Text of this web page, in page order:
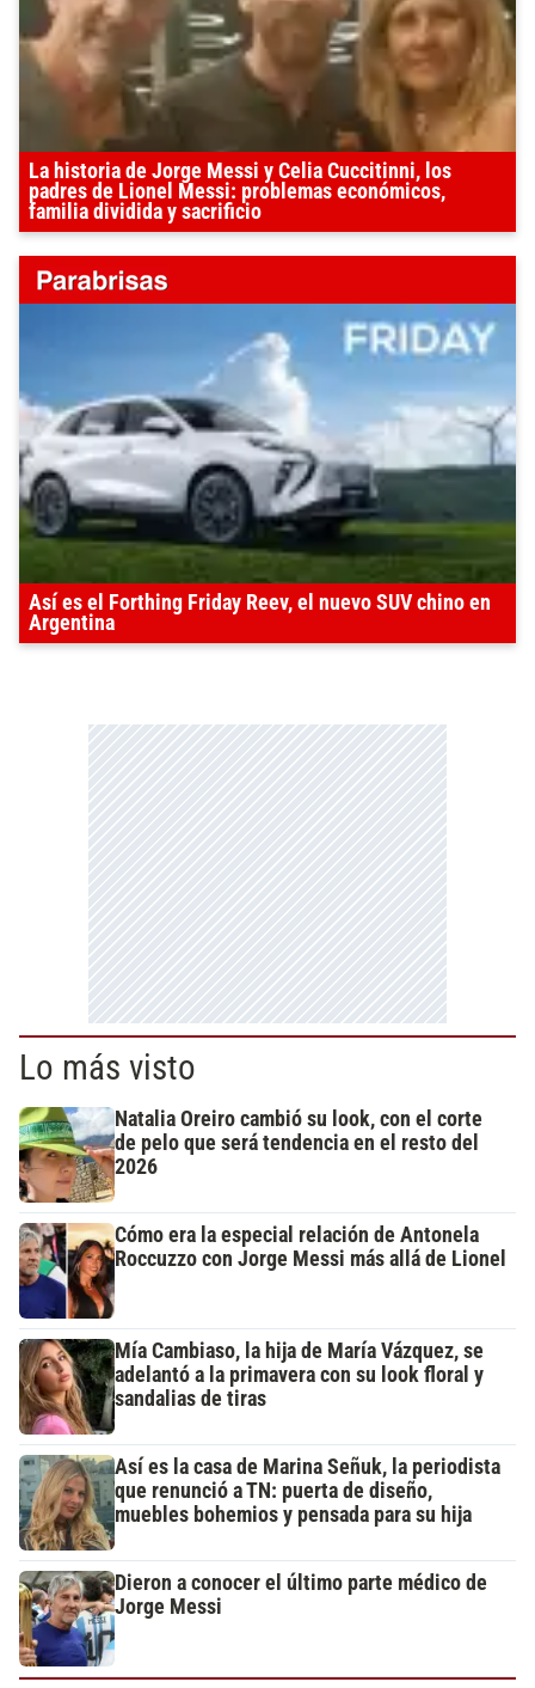
La historia de Jorge Messi y Celia Cuccitinni, los
padres de Lionel Messi: problemas económicos,
familia dividida y sacrificio
Así es el Forthing Friday Reev, el nuevo SUV chino en
Argentina
Lo más visto
Natalia Oreiro cambió su look, con el corte
de pelo que será tendencia en el resto del
2026
Cómo era la especial relación de Antonela
Roccuzzo con Jorge Messi más allá de Lionel
Mía Cambiaso, la hija de María Vázquez, se
adelantó a la primavera con su look floral y
sandalias de tiras
Así es la casa de Marina Señuk, la periodista
que renunció a TN: puerta de diseño,
muebles bohemios y pensada para su hija
Dieron a conocer el último parte médico de
Jorge Messi